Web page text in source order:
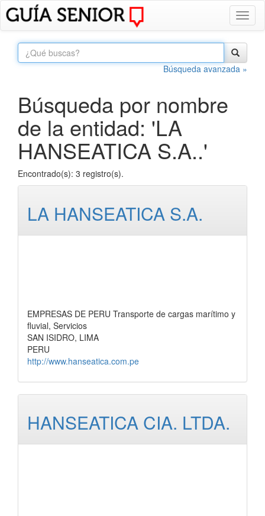
Búsqueda avanzada »
Búsqueda por nombre
de la entidad: 'LA
HANSEATICA S.A..'
Encontrado(s): 3 registro(s).
LA HANSEATICA S.A.
EMPRESAS DE PERU Transporte de cargas marítimo y
fluvial, Servicios
SAN ISIDRO, LIMA
PERU
http://www.hanseatica.com.pe
HANSEATICA CIA. LTDA.